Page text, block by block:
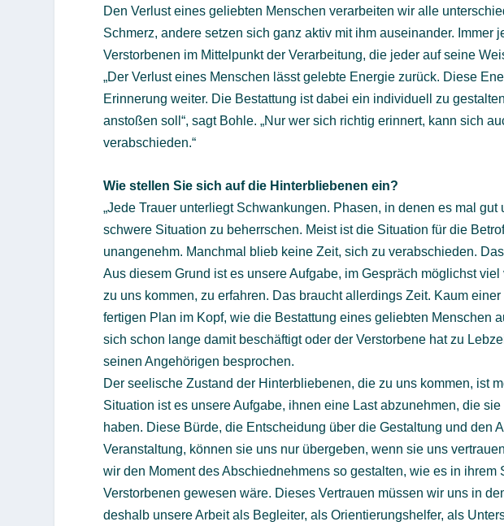
Den Verlust eines geliebten Menschen verarbeiten wir alle
Schmerz, andere setzen sich ganz aktiv mit ihm auseinander. Immer
Verstorbenen im Mittelpunkt der Verarbeitung, die jeder auf seine
„Der Verlust eines Menschen lässt gelebte Energie zurück. Diese
Erinnerung weiter. Die Bestattung ist dabei ein individuell zu
anstoßen soll“, sagt Bohle. „Nur wer sich richtig erinnert, kann sich
verabschieden.“
Wie stellen Sie sich auf die Hinterbliebenen ein?
„Jede Trauer unterliegt Schwankungen. Phasen, in denen es mal
schwere Situation zu beherrschen. Meist ist die Situation für die
unangenehm. Manchmal blieb keine Zeit, sich zu verabschieden.
Aus diesem Grund ist es unsere Aufgabe, im Gespräch möglichst
zu uns kommen, zu erfahren. Das braucht allerdings Zeit. Kaum
fertigen Plan im Kopf, wie die Bestattung eines geliebten Menschen
sich schon lange damit beschäftigt oder der Verstorbene hat zu
seinen Angehörigen besprochen.
Der seelische Zustand der Hinterbliebenen, die zu uns kommen, ist
Situation ist es unsere Aufgabe, ihnen eine Last abzunehmen, die
haben. Diese Bürde, die Entscheidung über die Gestaltung und den
Veranstaltung, können sie uns nur übergeben, wenn sie uns
wir den Moment des Abschiednehmens so gestalten, wie es in ihrem
Verstorbenen gewesen wäre. Dieses Vertrauen müssen wir uns in
deshalb unsere Arbeit als Begleiter, als Orientierungshelfer, als